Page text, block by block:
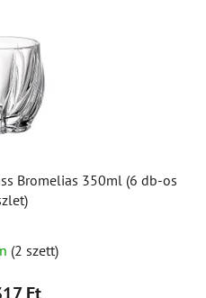
Bromelias 350ml (6 db-os
(2 szett)